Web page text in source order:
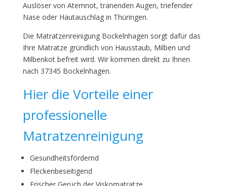
Auslöser von Atemnot, tränenden Augen, triefender
Nase oder Hautauschlag in Thüringen.
Die Matratzenreinigung Bockelnhagen sorgt dafür das
Ihre Matratze gründlich von Hausstaub, Milben und
Milbenkot befreit wird. Wir kommen direkt zu Ihnen
nach 37345 Bockelnhagen.
Hier die Vorteile einer
professionelle
Matratzenreinigung
Gesundheitsfördernd
Fleckenbeseitigend